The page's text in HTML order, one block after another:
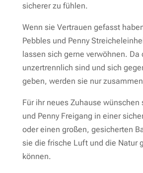
sicherer zu fühlen.
Wenn sie Vertrauen gefasst
Pebbles und Penny
lassen sich gerne verwöhnen. Da
unzertrennlich sind und sich
geben, werden sie nur
Für ihr neues Zuhause wünschen
und Penny Freigang in einer
oder einen großen, gesicherten
sie die frische Luft und die Natur
können.